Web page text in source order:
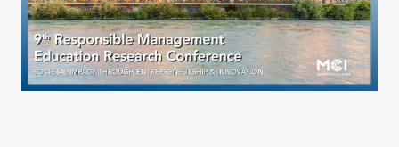
Executive Education Finder